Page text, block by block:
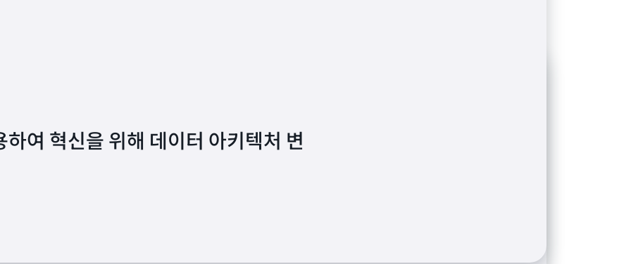
여 혁신을 위해 데이터 아키텍처 변